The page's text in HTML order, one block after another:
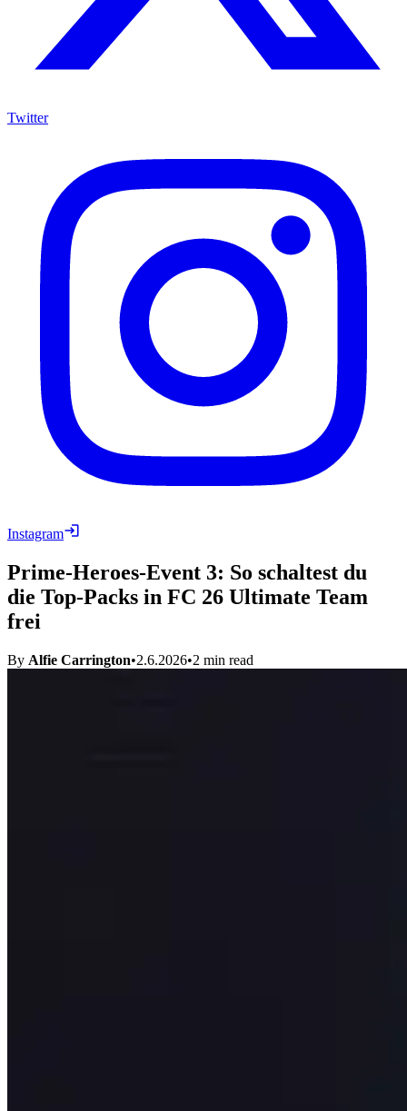
Twitter
Instagram
Prime-Heroes-Event 3: So schaltest du
die Top-Packs in FC 26 Ultimate Team
frei
By Alfie Carrington•2.6.2026•2 min read